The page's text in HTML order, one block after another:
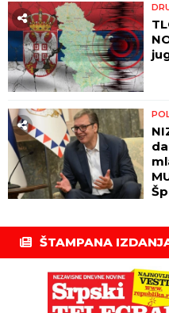
ŠTAMPANA